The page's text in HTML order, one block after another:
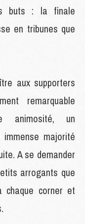
buts : la finale
en tribunes que
aux supporters
remarquable
animosité, un
immense majorité
A se demander
arrogants que
chaque corner et